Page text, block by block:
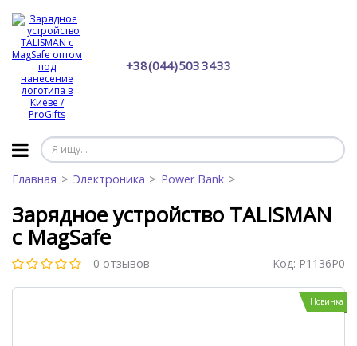
+38 (044) 503 34 33
Главная Электроника Power Bank
Зарядное устройство TALISMAN
с MagSafe
0 отзывов Код: P1136P0
Новинка